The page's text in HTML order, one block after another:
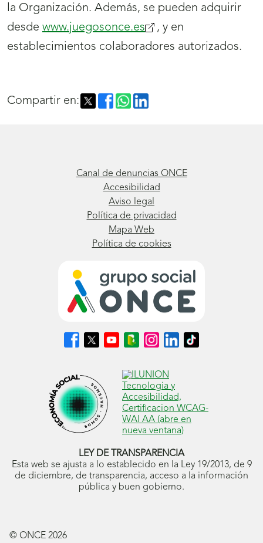
la Organización. Además, se pueden adquirir
desde www.juegosonce.es(se
abrirá
, y en
establecimientos colaboradores autorizados.
Compartir en:
Canal de denuncias ONCE
Accesibilidad
Aviso legal
Política de privacidad
Mapa Web
Política de cookies
Síguenos
en
abrirá
en
ventana
nueva)
Síguenos
en
abrirá
en
ventana
nueva)
Síguenos
en
abrirá
en
ventana
nueva)
Síguenos
en
Blog
ONCE
(se
abrirá
en
ventana
nueva)
Síguenos
en
(se
abrirá
en
ventana
nueva)
Síguenos
en
(se
abrirá
en
ventana
nueva)
Síguenos
en
ventana
nueva)
LEY DE TRANSPARENCIA
Esta web se ajusta a lo establecido en la Ley 19/2013, de 9
de diciembre, de transparencia, acceso a la información
pública y buen gobierno.
© ONCE 2026